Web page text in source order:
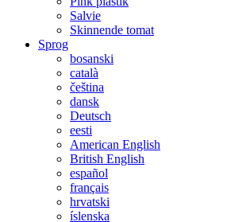
Salvie
Skinnende tomat
Sprog
bosanski
català
čeština
dansk
Deutsch
eesti
American English
British English
español
français
hrvatski
íslenska